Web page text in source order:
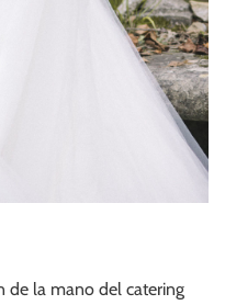
de la mano del catering